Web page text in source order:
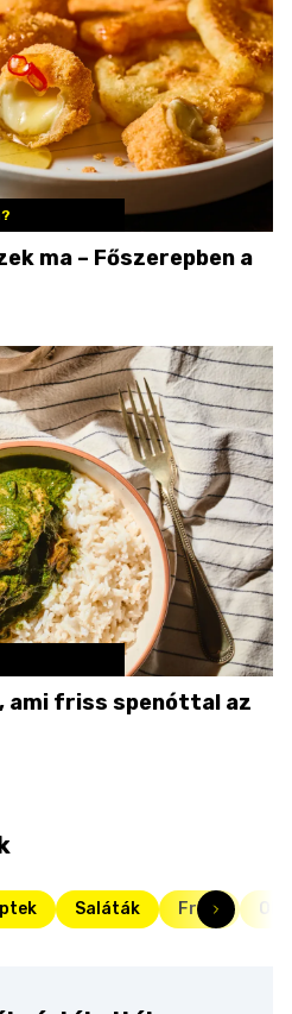
ma – Főszerepben a
ami friss spenóttal az
Saláták Friss